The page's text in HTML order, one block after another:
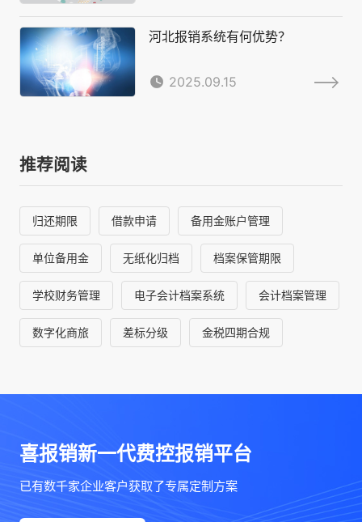
河北报销系统有何优势？
2025.09.15
推荐阅读
归还期限 借款申请 备用金账户管理
单位备用金 无纸化归档 档案保管期限
学校财务管理 电子会计档案系统 会计档案管理
数字化商旅 差标分级 金税四期合规
喜报销新一代费控报销平台
已有数千家企业客户获取了专属定制方案